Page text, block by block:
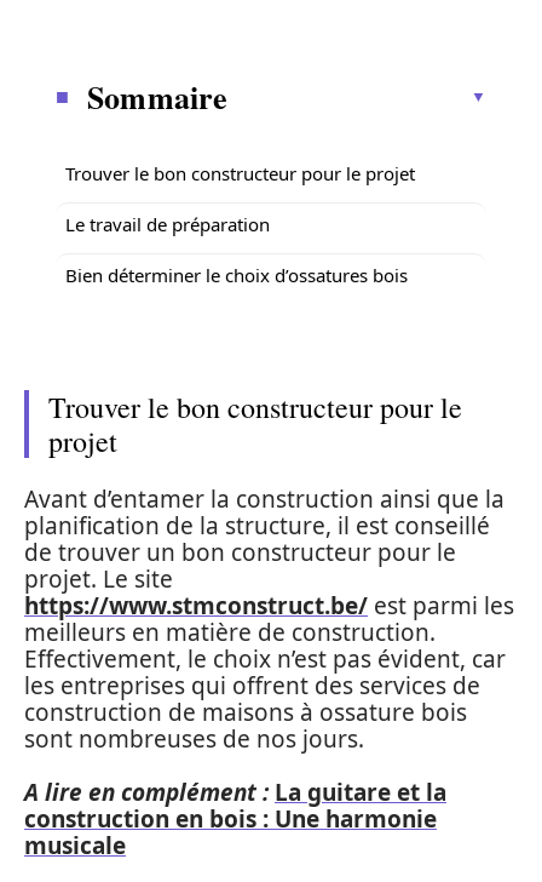
Sommaire
Trouver le bon constructeur pour le projet
Le travail de préparation
Bien déterminer le choix d’ossatures bois
Trouver le bon constructeur pour le
projet
Avant d’entamer la construction ainsi que la
planification de la structure, il est conseillé
de trouver un bon constructeur pour le
projet. Le site
https://www.stmconstruct.be/ est parmi les
meilleurs en matière de construction.
Effectivement, le choix n’est pas évident, car
les entreprises qui offrent des services de
construction de maisons à ossature bois
sont nombreuses de nos jours.
A lire en complément : La guitare et la
construction en bois : Une harmonie
musicale